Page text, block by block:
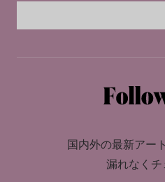
国内外の最新アー
漏れなくチ